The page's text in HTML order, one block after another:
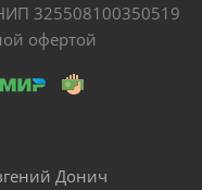
325508100350519
офертой
Донич